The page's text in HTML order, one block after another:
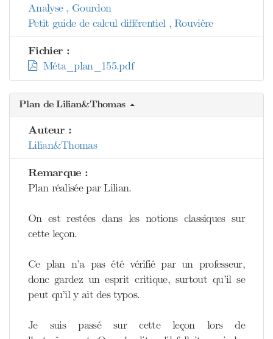
Analyse , Gourdon
Petit guide de calcul différentiel , Rouvière
Fichier :
Méta_plan_155.pdf
Plan de Lilian&Thomas
Auteur :
Lilian&Thomas
Remarque :
Plan réalisée par Lilian.
On est restées dans les notions classiques sur
cette leçon.
Ce plan n’a pas été vérifié par un professeur,
donc gardez un esprit critique, surtout qu’il se
peut qu’il y ait des typos.
Je suis passé sur cette leçon lors de